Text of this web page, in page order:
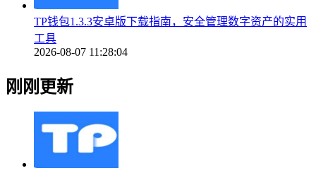
TP钱包1.3.3安卓版下载指南，安全管理数字资产的实用
工具
2026-08-07 11:28:04
刚刚更新